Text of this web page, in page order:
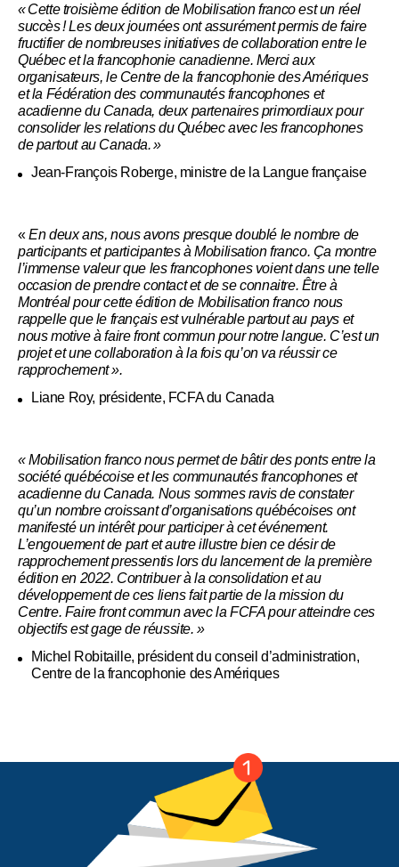
«Cette troisièmeédition de Mobilisation franco est un réel
succès! Les deux journées ont assurément permis de faire
fructifier de nombreuses initiatives de collaboration entre le
Québec et la francophonie canadienne. Merci aux
organisateurs, le Centre de la francophonie des Amériques
et la Fédération des communautés francophones et
acadienne du Canada, deux partenaires primordiaux pour
consolider les relations du Québec avec les francophones
de partout au Canada.»
Jean-François Roberge, ministre de la Langue française
«En deux ans, nous avons presque doublé le nombre de
participants et participantes à Mobilisation franco. Ça montre
l’immense valeur que les francophones voient dans une telle
occasion de prendre contact et de se connaitre. Être à
Montréal pour cette édition de Mobilisation franco nous
rappelle que le français est vulnérable partout au pays et
nous motive à faire front commun pour notre langue. C’est un
projet et une collaboration à la fois qu’on va réussir ce
rapprochement ».
Liane Roy, présidente, FCFA du Canada
« Mobilisation franco nous permet de bâtir des ponts entre la
société québécoise et les communautés francophones et
acadienne du Canada. Nous sommes ravis de constater
qu’un nombre croissant d’organisations québécoises ont
manifesté un intérêt pour participer à cet événement.
L’engouement de part et autre illustre bien ce désir de
rapprochement pressentis lors du lancement de la première
édition en 2022. Contribuer à la consolidation et au
développement de ces liens fait partie de la mission du
Centre. Faire front commun avec la FCFA pour atteindre ces
objectifs est gage de réussite. »
Michel Robitaille, président du conseil d’administration,
Centre de la francophonie des Amériques